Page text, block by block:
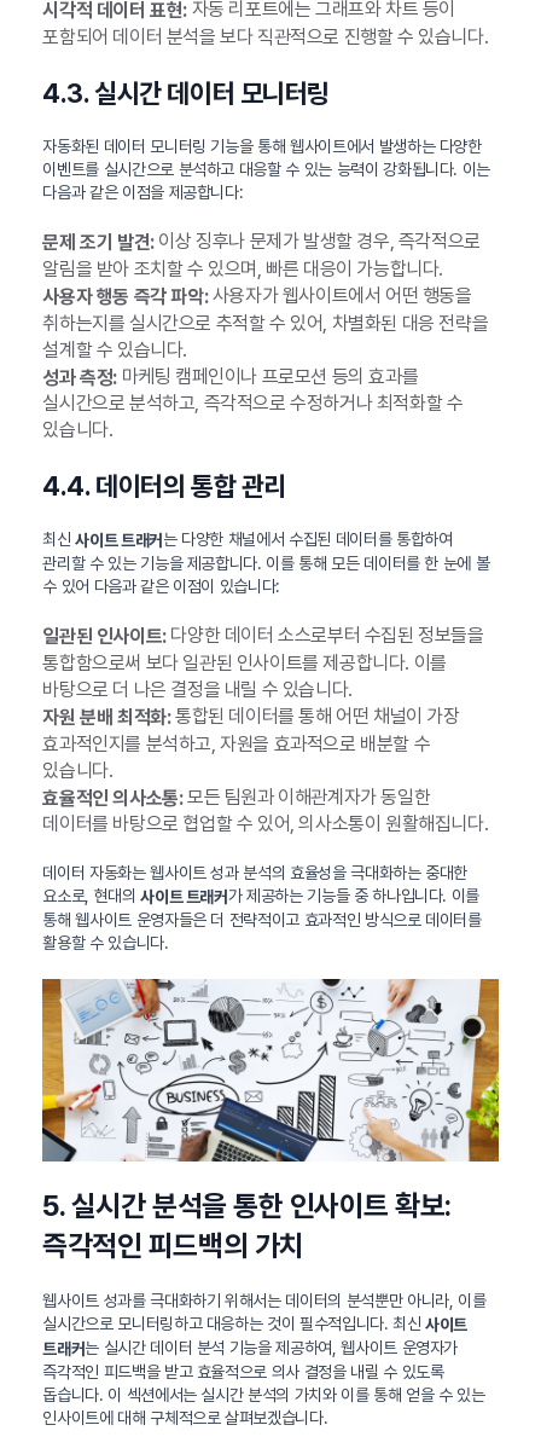
시각적 데이터 표현:자동 리포트에는 그래프와 차트 등이
포함되어 데이터 분석을 보다 직관적으로 진행할 수 있습니다.
4.3. 실시간 데이터 모니터링
자동화된 데이터 모니터링 기능을 통해 웹사이트에서 발생하는 다양한
이벤트를 실시간으로 분석하고 대응할 수 있는 능력이 강화됩니다. 이는
다음과 같은 이점을 제공합니다:
문제 조기 발견:이상 징후나 문제가 발생할 경우, 즉각적으로
알림을 받아 조치할 수 있으며, 빠른 대응이 가능합니다.
사용자 행동 즉각 파악:사용자가 웹사이트에서 어떤 행동을
취하는지를 실시간으로 추적할 수 있어, 차별화된 대응 전략을
설계할 수 있습니다.
성과 측정:마케팅 캠페인이나 프로모션 등의 효과를
실시간으로 분석하고, 즉각적으로 수정하거나 최적화할 수
있습니다.
4.4. 데이터의 통합 관리
최신사이트 트래커 는 다양한 채널에서 수집된 데이터를 통합하여
관리할 수 있는 기능을 제공합니다. 이를 통해 모든 데이터를 한 눈에 볼
수 있어 다음과 같은 이점이 있습니다:
일관된 인사이트:다양한 데이터 소스로부터 수집된 정보들을
통합함으로써 보다 일관된 인사이트를 제공합니다. 이를
바탕으로 더 나은 결정을 내릴 수 있습니다.
자원 분배 최적화:통합된 데이터를 통해 어떤 채널이 가장
효과적인지를 분석하고, 자원을 효과적으로 배분할 수
있습니다.
효율적인 의사소통:모든 팀원과 이해관계자가 동일한
데이터를 바탕으로 협업할 수 있어, 의사소통이 원활해집니다.
데이터 자동화는 웹사이트 성과 분석의 효율성을 극대화하는 중대한
요소로, 현대의사이트 트래커가 제공하는 기능들 중 하나입니다. 이를
통해 웹사이트 운영자들은 더 전략적이고 효과적인 방식으로 데이터를
활용할 수 있습니다.
5. 실시간 분석을 통한 인사이트 확보:
즉각적인 피드백의 가치
웹사이트 성과를 극대화하기 위해서는 데이터의 분석뿐만 아니라, 이를
실시간으로 모니터링하고 대응하는 것이 필수적입니다. 최신사이트
트래커는 실시간 데이터 분석 기능을 제공하여, 웹사이트 운영자가
즉각적인 피드백을 받고 효율적으로 의사 결정을 내릴 수 있도록
돕습니다. 이 섹션에서는 실시간 분석의 가치와 이를 통해 얻을 수 있는
인사이트에 대해 구체적으로 살펴보겠습니다.